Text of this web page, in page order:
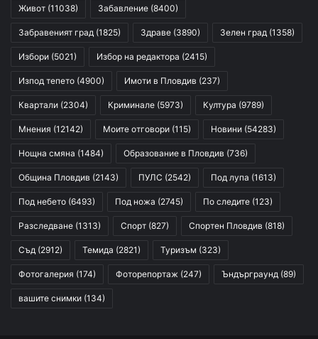
Живот (11038) Забавление (8400)
Забравеният град (1825) Здраве (3890) Зелен град (1358)
Избори (5021) Избор на редактора (2415)
Изпод тепето (4900) Имоти в Пловдив (237)
Квартали (2304) Криминале (5973) Култура (9789)
Мнения (12142) Моите отговори (115) Новини (54283)
Нощна смяна (1484) Образование в Пловдив (736)
Община Пловдив (2143) ПУЛС (2542) Под лупа (1613)
Под небето (6493) Под ножа (2745) По следите (123)
Разследване (1313) Спорт (827) Спортен Пловдив (818)
Съд (2912) Темида (2821) Туризъм (323)
Фотогалерия (174) Фоторепортаж (247) Ъндърграунд (89)
вашите снимки (134)